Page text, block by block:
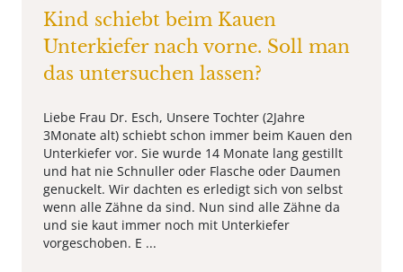
Kind schiebt beim Kauen
Unterkiefer nach vorne. Soll man
das untersuchen lassen?
Liebe Frau Dr. Esch, Unsere Tochter (2Jahre
3Monate alt) schiebt schon immer beim Kauen den
Unterkiefer vor. Sie wurde 14 Monate lang gestillt
und hat nie Schnuller oder Flasche oder Daumen
genuckelt. Wir dachten es erledigt sich von selbst
wenn alle Zähne da sind. Nun sind alle Zähne da
und sie kaut immer noch mit Unterkiefer
vorgeschoben. E ...